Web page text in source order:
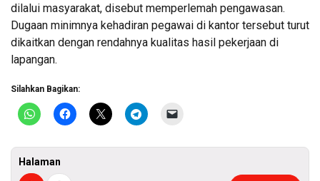
dilalui masyarakat, disebut memperlemah pengawasan.
Dugaan minimnya kehadiran pegawai di kantor tersebut turut
dikaitkan dengan rendahnya kualitas hasil pekerjaan di
lapangan.
Silahkan Bagikan:
Halaman